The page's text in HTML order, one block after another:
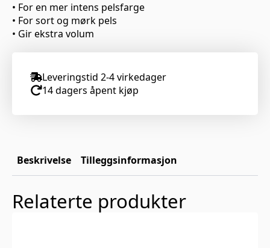
• For en mer intens pelsfarge
• For sort og mørk pels
• Gir ekstra volum
Leveringstid 2-4 virkedager
14 dagers åpent kjøp
Beskrivelse Tilleggsinformasjon
Relaterte produkter